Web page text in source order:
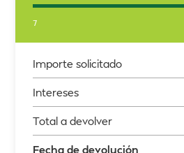
7
Importe solicitado
Intereses
Total a devolver
Fecha de devolución